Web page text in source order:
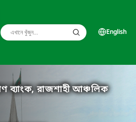
English
ব্যাংক, রাজশাহী আঞ্চলিক